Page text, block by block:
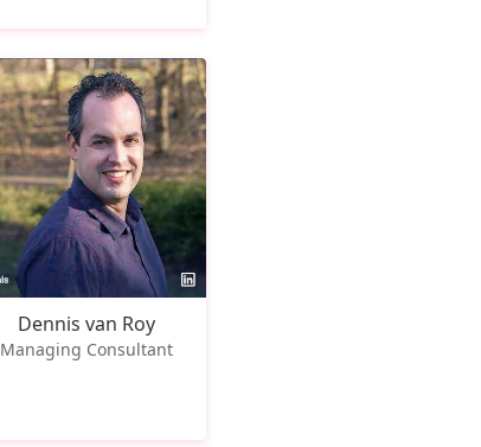
Dennis van Roy
Managing Consultant